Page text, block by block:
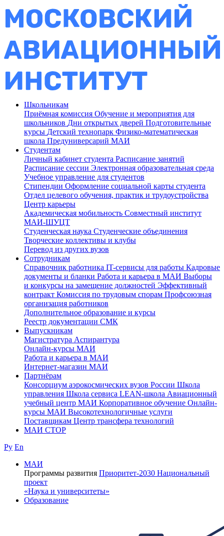
Школьникам
Приёмная комиссия Обучение и мероприятия для
школьников Дни открытых дверей Подготовительные
курсы Детский технопарк Физико-математическая
школа Предуниверсарий МАИ
Студентам
Личный кабинет студента Расписание занятий
Расписание сессии Электронная образовательная среда
Учебное управление для студентов
Стипендии Оформление социальной карты студента
Отдел целевого обучения, практик и трудоустройства
Центр карьеры
Академическая мобильность Совместный институт
МАИ-ШУЦТ
Студенческая наука Студенческие объединения
Творческие коллективы и клубы
Перевод из других вузов
Сотрудникам
Cправочник работника IT-сервисы для работы Кадровые
документы и бланки Работа и карьера в МАИ Выборы
и конкурсы на замещение должностей Эффективный
контракт Комиссия по трудовым спорам Профсоюзная
организация работников
Дополнительное образование и курсы
Реестр документации СМК
Выпускникам
Магистратура Аспирантура
Онлайн-курсы МАИ
Работа и карьера в МАИ
Интернет-магазин МАИ
Партнёрам
Консорциум аэрокосмических вузов России Школа
управления Школа сервиса LEAN-школа Авиационный
учебный центр МАИ Корпоративное обучение Онлайн-
курсы МАИ Высокотехнологичные услуги
Поставщикам Центр трансфера технологий
МАИ СТОР
Ру En
МАИ
Программы развития Приоритет-2030 Национальный
проект
«Наука и университеты»
Образование